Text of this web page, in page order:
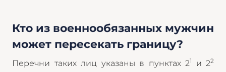
Кто из военнообязанных мужчин
может пересекать границу?
Перечни таких лиц указаны в пунктах 21 и 22